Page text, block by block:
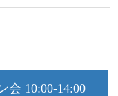
会 10:00-14:00